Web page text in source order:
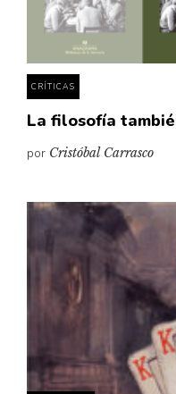
Pensamiento ilustrado
Personaje
Personajes secundarios
Política
Sociedad
Vidas paralelas
Voces y lecturas
CRÍTICAS
La filosofía
por Cristóbal Carrasco